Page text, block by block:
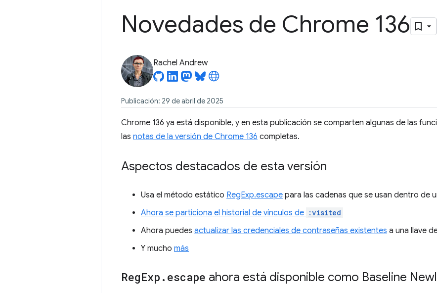
Novedades de Chrome 136
Rachel Andrew
Publicación: 29 de abril de 2025
Chrome 136 ya está disponible, y en esta publicación se comparten algunas de las
las notas de la versión de Chrome 136 completas.
Aspectos destacados de esta versión
Usa el método estático RegExp.escape para las cadenas que se usan dentro de
Ahora se particiona el historial de vínculos de :visited
Ahora puedes actualizar las credenciales de contraseñas existentes a una llave
Y mucho más
RegExp . escape ahora está disponible como Baseline